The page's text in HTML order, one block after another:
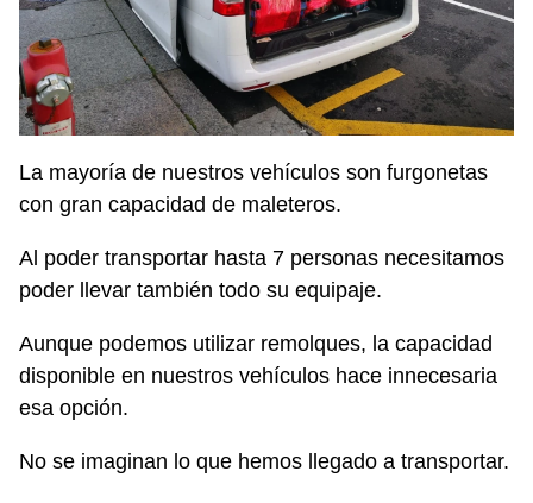
La mayoría de nuestros vehículos son furgonetas
con gran capacidad de maleteros.
Al poder transportar hasta 7 personas necesitamos
poder llevar también todo su equipaje.
Aunque podemos utilizar remolques, la capacidad
disponible en nuestros vehículos hace innecesaria
esa opción.
No se imaginan lo que hemos llegado a transportar.